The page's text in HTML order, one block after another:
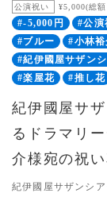
公演祝い ¥5,000(総
#-5,000円 #公演
#ブルー
#小林裕
#紀伊國屋サザン
#楽屋花
#推し花
紀伊國屋サ
るドラマリ
介様宛の祝
紀伊國屋サザンシ